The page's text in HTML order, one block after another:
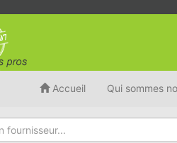
Accueil Qui sommes